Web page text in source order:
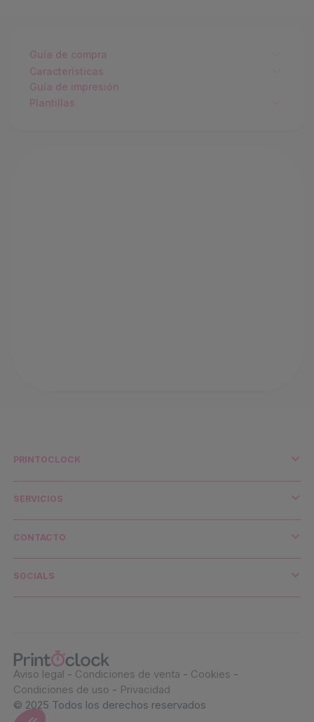
Guía de compra
Características
Guía de impresión
Plantillas
PRINTOCLOCK
SERVICIOS
CONTACTO
SOCIALS
Aviso legal - Condiciones de venta - Cookies -
Condiciones de uso - Privacidad
© 2025 Todos los derechos reservados